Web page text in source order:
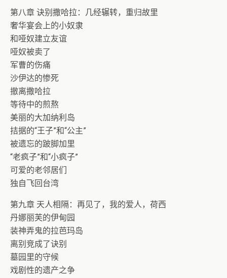
第八章 诀别撒哈拉：几经辗转，重归故里
奢华宴会上的小奴隶
和哑奴建立友谊
哑奴被卖了
军曹的伤痛
沙伊达的惨死
撤离撒哈拉
等待中的煎熬
美丽的大加纳利岛
拮据的“王子”和“公主”
被遗忘的跛脚加里
“老疯子”和“小疯子”
可爱的老邻居们
独自飞回台湾
第九章 天人相隔：再见了，我的爱人，荷西
丹娜丽芙的伊甸园
装神弄鬼的拉芭玛岛
离别竞成了诀别
墓园里的守候
戏剧性的遗产之争